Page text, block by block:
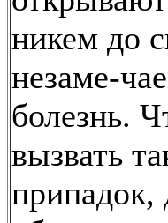
никем до
незаме-
болезнь.
вызвать
припадок,